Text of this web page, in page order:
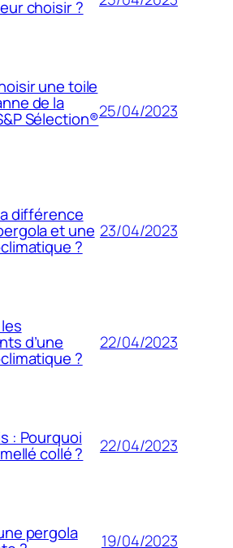
choisir ?
une toile
de la
Sélection®25/04/2023
différence
et une
?
23/04/2023
d’une
?
22/04/2023
: Pourquoi
collé ? 22/04/2023
pergola 19/04/2023